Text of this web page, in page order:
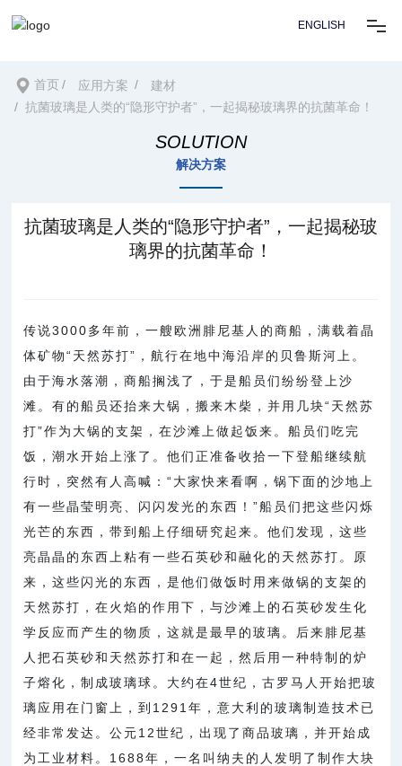
ENGLISH
首页
资源
联系我们
首页 应用方案
建材
抗菌玻璃是人类的“隐形守护者”，一起揭秘玻璃界的抗菌革命！
SOLUTION
解决方案
抗菌玻璃是人类的“隐形守护者”，一起揭秘玻
璃界的抗菌革命！
传说3000多年前，一艘欧洲腓尼基人的商船，满载着晶
体矿物“天然苏打”，航行在地中海沿岸的贝鲁斯河上。
由于海水落潮，商船搁浅了，于是船员们纷纷登上沙
滩。有的船员还抬来大锅，搬来木柴，并用几块“天然苏
打”作为大锅的支架，在沙滩上做起饭来。船员们吃完
饭，潮水开始上涨了。他们正准备收拾一下登船继续航
行时，突然有人高喊：“大家快来看啊，锅下面的沙地上
有一些晶莹明亮、闪闪发光的东西！”船员们把这些闪烁
光芒的东西，带到船上仔细研究起来。他们发现，这些
亮晶晶的东西上粘有一些石英砂和融化的天然苏打。原
来，这些闪光的东西，是他们做饭时用来做锅的支架的
天然苏打，在火焰的作用下，与沙滩上的石英砂发生化
学反应而产生的物质，这就是最早的玻璃。后来腓尼基
人把石英砂和天然苏打和在一起，然后用一种特制的炉
子熔化，制成玻璃球。大约在4世纪，古罗马人开始把玻
璃应用在门窗上，到1291年，意大利的玻璃制造技术已
经非常发达。公元12世纪，出现了商品玻璃，并开始成
为工业材料。1688年，一名叫纳夫的人发明了制作大块